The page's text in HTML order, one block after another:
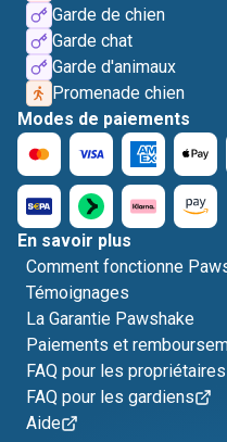
Garde de chien
Garde chat
Garde d'animaux
Promenade chien
Modes de paiements
En savoir plus
Comment fonctionne
Témoignages
La Garantie Pawshake
Paiements et
FAQ pour les
FAQ pour les gardiens
Aide